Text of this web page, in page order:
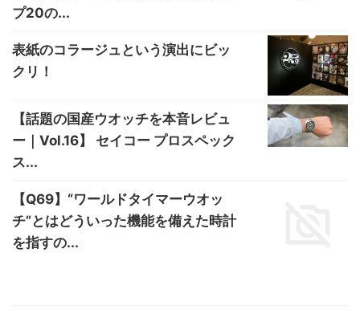
プ20の...
表紙のコラージュという演出にビッ
クリ！
【話題の国産ウオッチを本音レビュ
ー｜Vol.16】 セイコー プロスペック
ス...
【Q69】“ワールドタイマーウオッ
チ”とはどういった機能を備えた時計
を指すの...